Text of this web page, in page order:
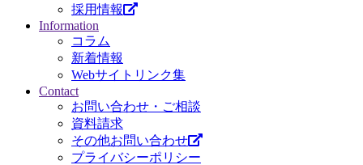
採用情報
Information
コラム
新着情報
Webサイトリンク集
Contact
お問い合わせ・ご相談
資料請求
その他お問い合わせ
プライバシーポリシー